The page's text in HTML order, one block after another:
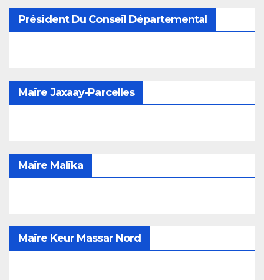
Président Du Conseil Départemental
Maire Jaxaay-Parcelles
Maire Malika
Maire Keur Massar Nord